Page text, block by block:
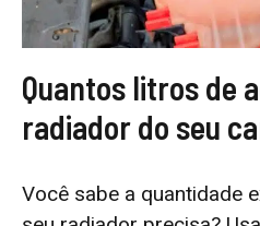
Quantos litros de
radiador do seu
Você sabe a quantidade